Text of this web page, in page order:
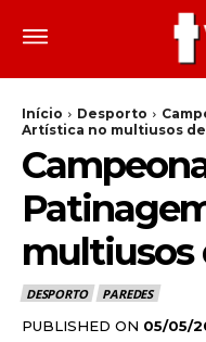
Início Desporto
Artística no multiusos
multiusos
DESPORTO PAREDES
PUBLISHED ON 05/05/